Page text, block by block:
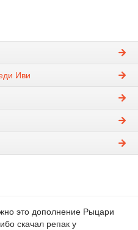
Иви
это дополнение Рыцари
скачал репак у